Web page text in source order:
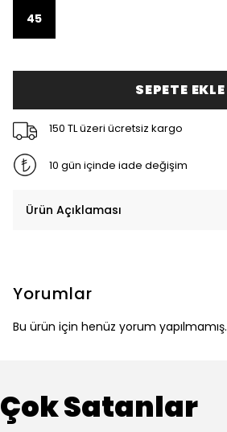
45
SEPETE EKLE
150 TL üzeri ücretsiz kargo
10 gün içinde iade değişim
Ürün Açıklaması
Yorumlar
Bu ürün için henüz yorum yapılmamış.
Çok Satanlar